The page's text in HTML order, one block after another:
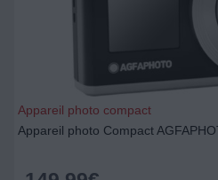
Appareil photo compact
Appareil photo Compact